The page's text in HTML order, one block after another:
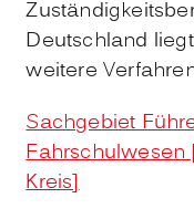
Deutschland
weitere
Sachgebiet
Fahrschulwesen
Kreis]